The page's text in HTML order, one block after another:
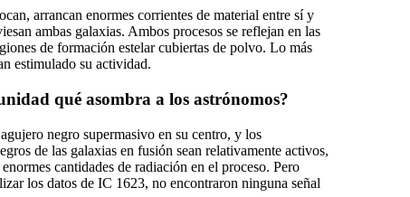
arrancan enormes corrientes de material entre sí y
ambas galaxias. Ambos procesos se reflejan en las
de formación estelar cubiertas de polvo. Lo más
estimulado su actividad.
qué asombra a los astrónomos?
negro supermasivo en su centro, y los
de las galaxias en fusión sean relativamente activos,
cantidades de radiación en el proceso. Pero
los datos de IC 1623, no encontraron ninguna señal